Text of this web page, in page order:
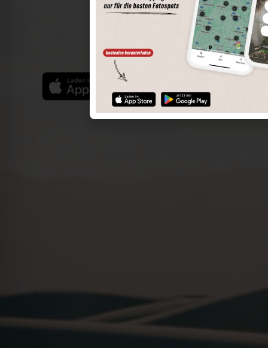
Sonnenstände am Spot
Spotdetails
Filterfunktion
Finde die besten Fotospots noch einfacher mit unserer
App für iOS und Android und genieße einen größeren
Funktionsumfang